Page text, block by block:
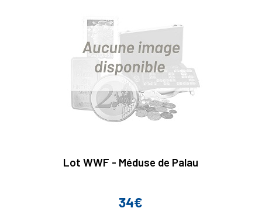
Lot WWF - Méduse de Palau
Prix
34€